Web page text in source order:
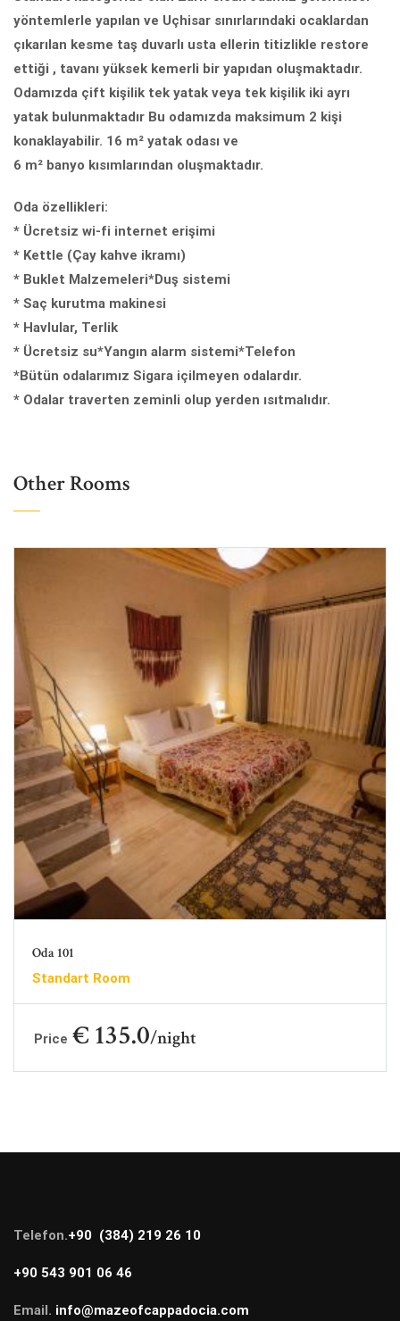
yöntemlerle yapılan ve Uçhisar sınırlarındaki ocaklardan
çıkarılan kesme taş duvarlı usta ellerin titizlikle restore
ettiği , tavanı yüksek kemerli bir yapıdan oluşmaktadır.
Odamızda çift kişilik tek yatak veya tek kişilik iki ayrı
yatak bulunmaktadır Bu odamızda maksimum 2 kişi
konaklayabilir. 16 m² yatak odası ve
6 m² banyo kısımlarından oluşmaktadır.
Oda özellikleri:
* Ücretsiz wi-fi internet erişimi
* Kettle (Çay kahve ikramı)
* Buklet Malzemeleri*Duş sistemi
* Saç kurutma makinesi
* Havlular, Terlik
* Ücretsiz su*Yangın alarm sistemi*Telefon
*Bütün odalarımız Sigara içilmeyen odalardır.
* Odalar traverten zeminli olup yerden ısıtmalıdır.
Other Rooms
Oda 101
Standart Room
Price € 135.0 night
Telefon.+90 (384) 219 26 10
+90 543 901 06 46
Email. info@mazeofcappadocia.com